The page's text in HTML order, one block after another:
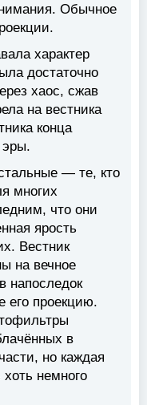
Обычное
характер
достаточно
хаос, сжав
на вестника
конца
эры.
— те, кто
многих
что они
ярость
Вестник
на вечное
напоследок
его проекцию.
в
но каждая
немного